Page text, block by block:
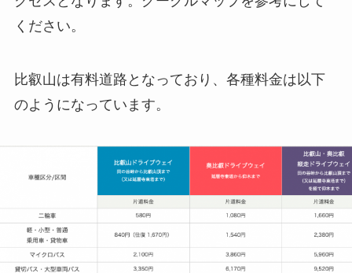
ください。
比叡山は有料道路となっており、各種料金は以下
のようになっています。